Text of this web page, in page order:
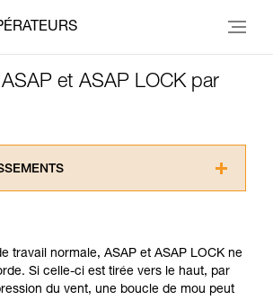
et ASAP LOCK par
de la notice technique pour
ce complément
travail normale, ASAP et ASAP LOCK ne
Si celle-ci est tirée vers le haut, par
du vent, une boucle de mou peut